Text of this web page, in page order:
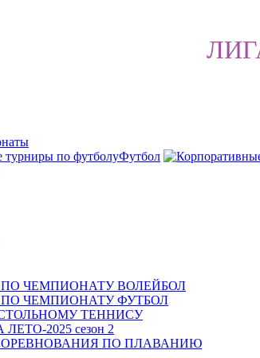
Футбол
ЧЕМПИОНАТУ ВОЛЕЙБОЛ
ЧЕМПИОНАТУ ФУТБОЛ
ТЕННИСУ
2025 сезон 2
ПО ПЛАВАНИЮ